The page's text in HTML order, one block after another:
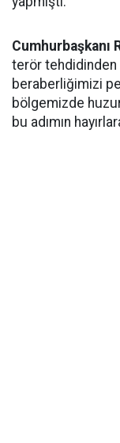
Cumhurbaşkanı
terör tehdidinden
beraberliğimizi
bölgemizde
bu adımın